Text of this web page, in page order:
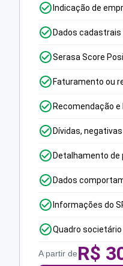
Indicação de
Dados
Serasa Score
Faturamento ou
Recomendação
Dívidas,
Detalhamento
Dados
Informações do
Quadro
A partir deR$